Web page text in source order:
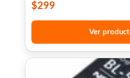
$299
Ver